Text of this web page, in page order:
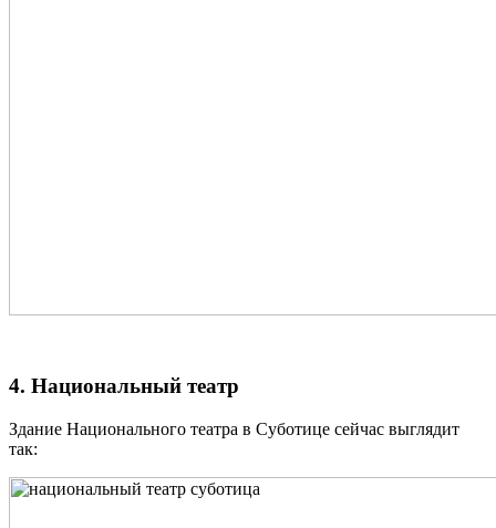
4. Национальный театр
Здание Национального театра в Суботице сейчас выглядит
так: